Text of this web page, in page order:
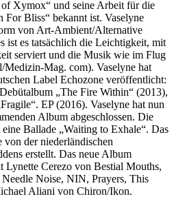
Xymox“ und seine Arbeit für die
Bliss“ bekannt ist. Vaselyne
von Art-Ambient/Alternative
ist es tatsächlich die Leichtigkeit, mit
serviert und die Musik wie im Flug
Medizin-Mag. com). Vaselyne hat
Label Echozone veröffentlicht:
„The Fire Within“ (2013),
EP (2016). Vaselyne hat nun
Album abgeschlossen. Die
Ballade „Waiting to Exhale“. Das
der niederländischen
erstellt. Das neue Album
Lynette Cerezo von Bestial Mouths,
Noise, NIN, Prayers, This
Aliani von Chiron/Ikon.